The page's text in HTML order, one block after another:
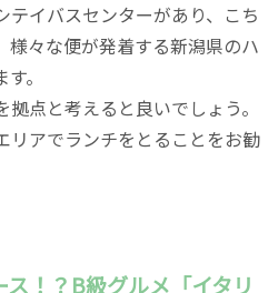
テイバスセンターがあり、こち
様々な便が発着する新潟県のハ
。
点と考えると良いでしょう。
リアでランチをとることをお勧
！？B級グルメ「イタリ